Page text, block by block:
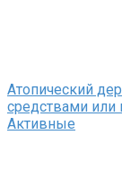
Атопический
средствами
Активные